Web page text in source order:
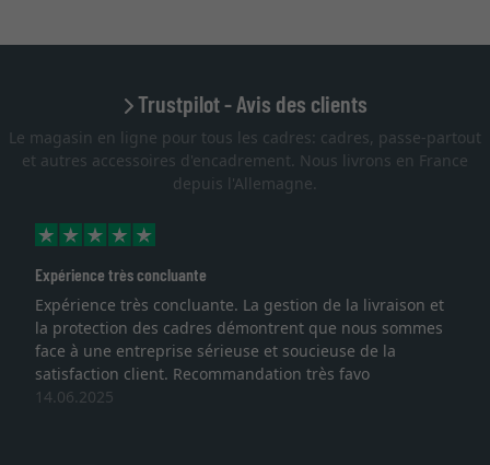
Trustpilot - Avis des clients
Le magasin en ligne pour tous les cadres: cadres, passe-partout
et autres accessoires d'encadrement. Nous livrons en France
depuis l'Allemagne.
très concluante
très concluante. La gestion de la livraison et
protection des cadres démontrent que nous sommes
à une entreprise sérieuse et soucieuse de la
client. Recommandation très favo